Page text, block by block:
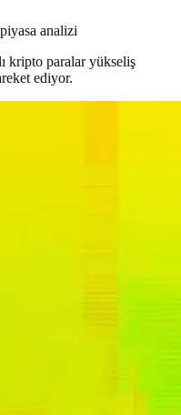
piyasa analizi
kripto paralar yükseliş
ediyor.